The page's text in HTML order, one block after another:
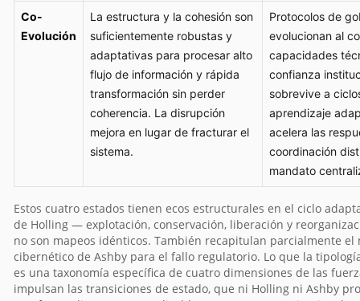
Co-
Evolución
La estructura y la cohesión son
suficientemente robustas y
adaptativas para procesar alto
flujo de información y rápida
transformación sin perder
coherencia. La disrupción
mejora en lugar de fracturar el
sistema.
Protocolos de
evolucionan al
capacidades
confianza
sobrevive a
aprendizaje
acelera las
coordinación
mandato
Estos cuatro estados tienen ecos estructurales en el ciclo
de Holling — explotación, conservación, liberación y
no son mapeos idénticos. También recapitulan parcialmente el
cibernético de Ashby para el fallo regulatorio. Lo que la
es una taxonomía específica de cuatro dimensiones de las
impulsan las transiciones de estado, que ni Holling ni Ashby